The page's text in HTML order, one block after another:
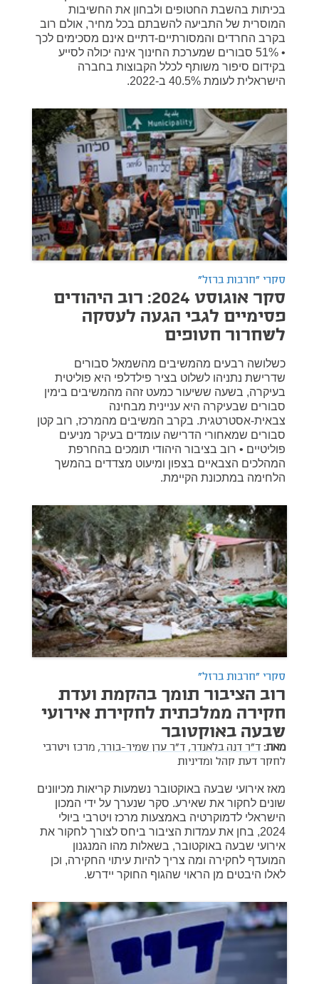
בכיתות בהשבת החטופים ולבחון את החשיבות
המוסרית של התביעה להשבתם בכל מחיר, אולם רוב
בקרב החרדים והמסורתיים-דתיים אינם מסכימים לכך
• 51% סבורים שמערכת החינוך אינה יכולה לסייע
בקידום סיפור משותף לכלל הקבוצות בחברה
הישראלית לעומת 40.5% ב-2022.
סקרי "חרבות ברזל"
סקר אוגוסט 2024: רוב היהודים
פסימיים לגבי הגעה לעסקה
לשחרור חטופים
כשלושה רבעים מהמשיבים מהשמאל סבורים
שדרישת נתניהו לשלוט בציר פילדלפי היא פוליטית
בעיקרה, בשעה ששיעור כמעט זהה מהמשיבים בימין
סבורים שבעיקרה היא עניינית מבחינה
צבאית-אסטרטגית. בקרב המשיבים מהמרכז, רוב קטן
סבורים שמאחורי הדרישה עומדים בעיקר מניעים
פוליטיים • רוב בציבור היהודי תומכים בהחרפת
המהלכים הצבאיים בצפון ומיעוט מצדדים בהמשך
הלחימה במתכונת הקיימת.
סקרי "חרבות ברזל"
רוב הציבור תומך בהקמת ועדת
חקירה ממלכתית לחקירת אירועי
שבעה באוקטובר
מאת: ד"ר דנה בלאנדר, ד"ר ערן שמיר-בורר, מרכז ויטרבי
לחקר דעת קהל ומדיניות
מאז אירועי שבעה באוקטובר נשמעות קריאות מכיוונים
שונים לחקור את שאירע. סקר שנערך על ידי המכון
הישראלי לדמוקרטיה באמצעות מרכז ויטרבי ביולי
2024, בחן את עמדות הציבור ביחס לצורך לחקור את
אירועי שבעה באוקטובר, בשאלות מהו המנגנון
המועדף לחקירה ומה צריך להיות עיתוי החקירה, וכן
לאלו היבטים מן הראוי שהגוף החוקר יידרש.